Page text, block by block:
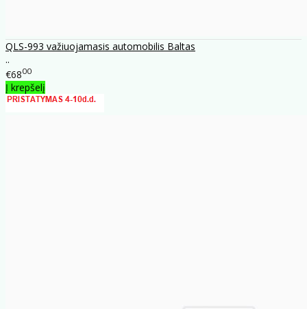
QLS-993 važiuojamasis automobilis Baltas
..
€6800
Į krepšelį